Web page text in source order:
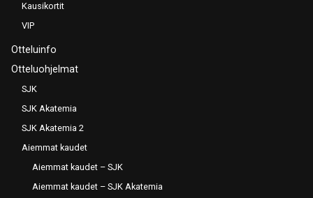
Kausikortit
VIP
Otteluinfo
Otteluohjelmat
SJK
SJK Akatemia
SJK Akatemia 2
Aiemmat kaudet
Aiemmat kaudet – SJK
Aiemmat kaudet – SJK Akatemia